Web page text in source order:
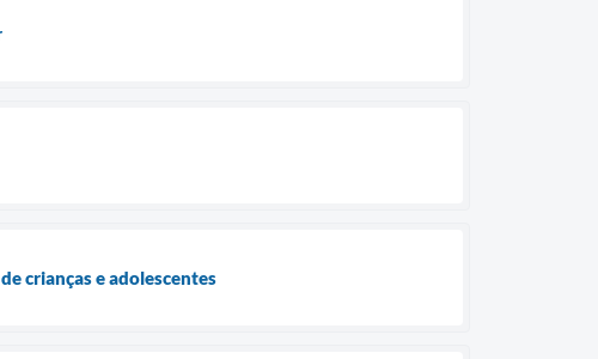
crianças e adolescentes